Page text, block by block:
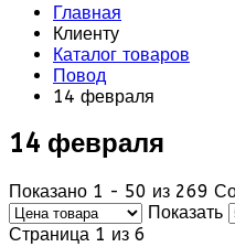
Главная
Клиенту
Каталог товаров
Повод
14 февраля
14 февраля
Показано 1 - 50 из 269
Показать
Страница 1 из 6